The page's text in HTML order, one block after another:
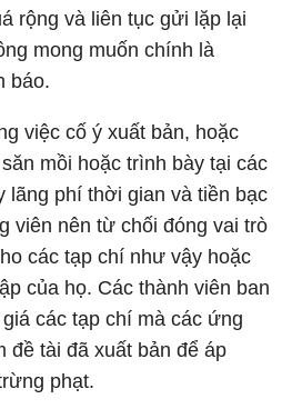
rộng và liên tục gửi lặp lại
mong muốn chính là
báo.
việc cố ý xuất bản, hoặc
mồi hoặc trình bày tại các
lãng phí thời gian và tiền bạc
viên nên từ chối đóng vai trò
các tạp chí như vậy hoặc
của họ. Các thành viên ban
các tạp chí mà các ứng
đề tài đã xuất bản để áp
phạt.